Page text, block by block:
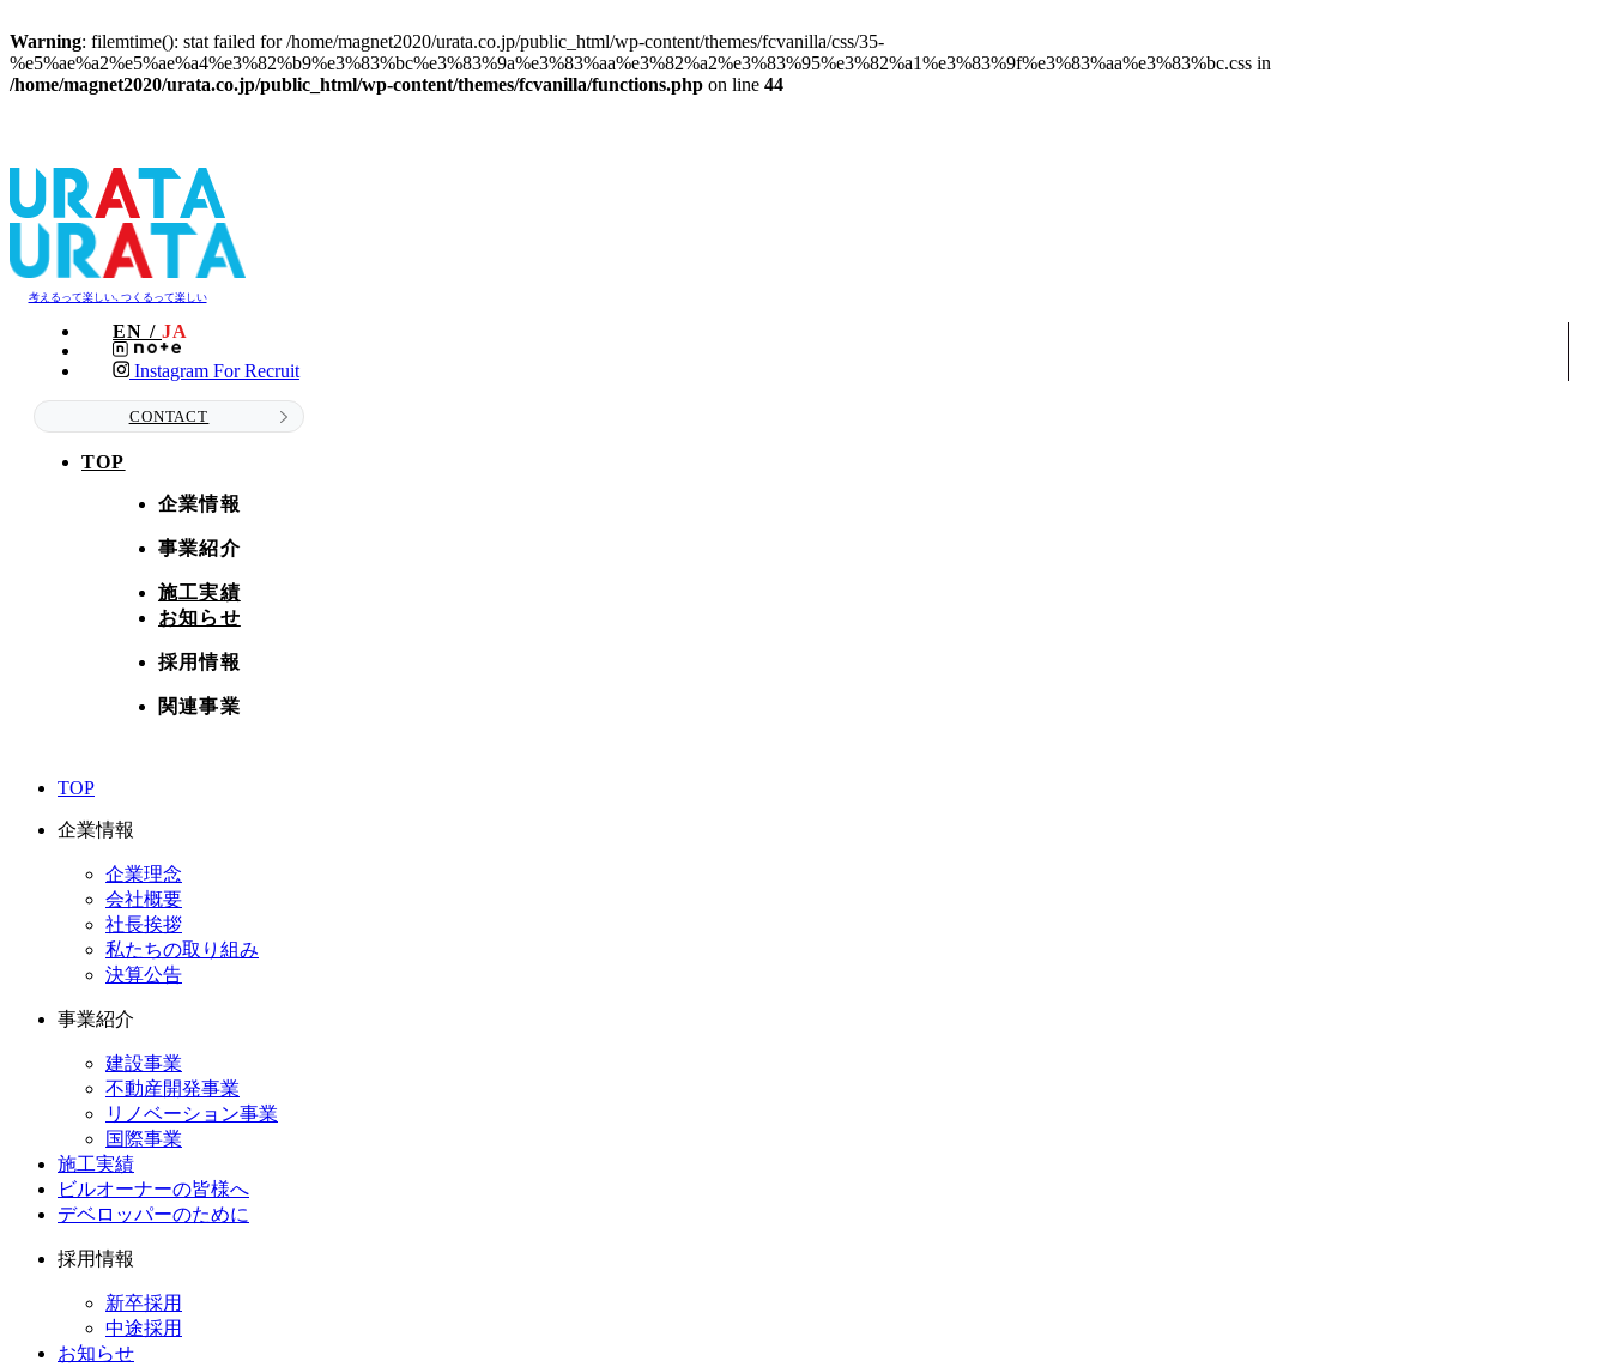
Warning: filemtime(): stat failed for /home/magnet2020/urata.co.jp/public_html/wp-content/themes/fcvanilla/css/35-
%e5%ae%a2%e5%ae%a4%e3%82%b9%e3%83%bc%e3%83%9a%e3%83%aa%e3%82%a2%e3%83%95%e3%82%a1%e3%83%9f%e3%83%aa%e3%83%bc.css in
/home/magnet2020/urata.co.jp/public_html/wp-content/themes/fcvanilla/functions.php on line 44
考えるって楽しい､つくるって楽しい
EN / JA
Instagram For Recruit
CONTACT
TOP
企業情報
事業紹介
施工実績
お知らせ
採用情報
関連事業
TOP
企業情報
企業理念
会社概要
社長挨拶
私たちの取り組み
決算公告
事業紹介
建設事業
不動産開発事業
リノベーション事業
国際事業
施工実績
ビルオーナーの皆様へ
デベロッパーのために
採用情報
新卒採用
中途採用
お知らせ